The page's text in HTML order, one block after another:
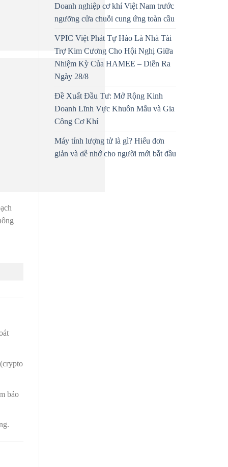
bảo
Doanh nghiệp cơ khí Việt Nam trước
ngưỡng cửa chuỗi cung ứng toàn cầu
VPIC Việt Phát Tự Hào Là Nhà Tài
Trợ Kim Cương Cho Hội Nghị Giữa
Nhiệm Kỳ Của HAMEE – Diễn Ra
Ngày 28/8
Đề Xuất Đầu Tư: Mở Rộng Kinh
Doanh Lĩnh Vực Khuôn Mẫu và Gia
Công Cơ Khí
Máy tính lượng tử là gì? Hiểu đơn
giản và dễ nhớ cho người mới bắt đầu